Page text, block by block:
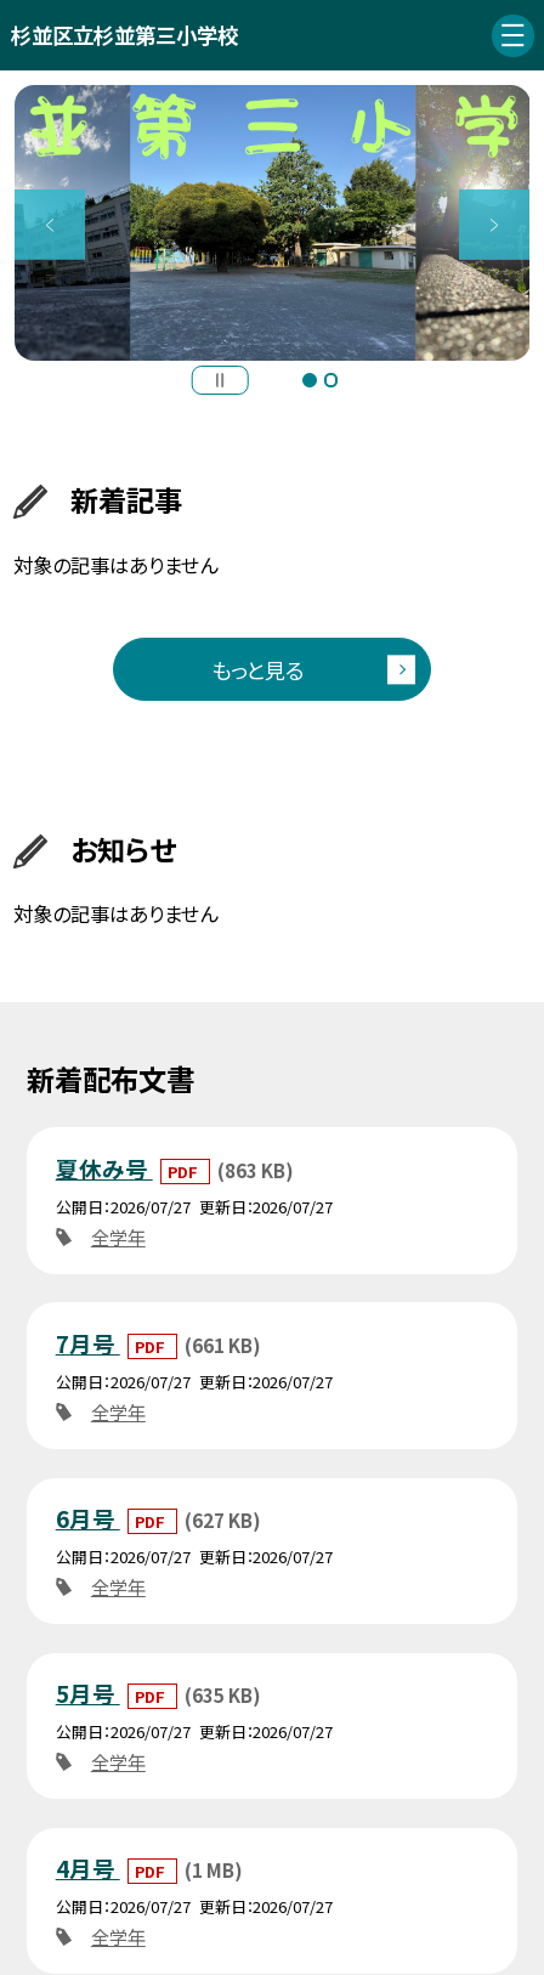
杉並区立杉並第三小学校
新着記事
対象の記事はありません
もっと見る
お知らせ
対象の記事はありません
新着配布文書
夏休み号 PDF (863 KB)
公開日 2026/07/27 更新日 2026/07/27
全学年
7月号 PDF (661 KB)
公開日 2026/07/27 更新日 2026/07/27
全学年
6月号 PDF (627 KB)
公開日 2026/07/27 更新日 2026/07/27
全学年
5月号 PDF (635 KB)
公開日 2026/07/27 更新日 2026/07/27
全学年
4月号 PDF (1 MB)
公開日 2026/07/27 更新日 2026/07/27
全学年